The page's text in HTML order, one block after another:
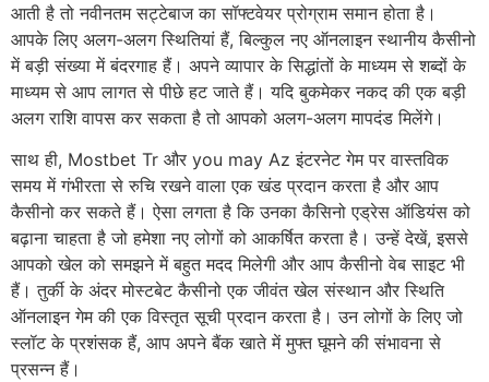
आती है तो नवीनतम सट्टेबाज का सॉफ्टवेयर प्रोग्राम समान होता है।
आपके लिए अलग-अलग स्थितियां हैं, बिल्कुल नए ऑनलाइन स्थानीय कैसीनो
में बड़ी संख्या में बंदरगाह हैं। अपने व्यापार के सिद्धांतों के माध्यम से शब्दों के
माध्यम से आप लागत से पीछे हट जाते हैं। यदि बुकमेकर नकद की एक बड़ी
अलग राशि वापस कर सकता है तो आपको अलग-अलग मापदंड मिलेंगे।
साथ ही, Mostbet Tr और you may Az इंटरनेट गेम पर वास्तविक
समय में गंभीरता से रुचि रखने वाला एक खंड प्रदान करता है और आप
कैसीनो कर सकते हैं। ऐसा लगता है कि उनका कैसिनो एड्रेस ऑडियंस को
बढ़ाना चाहता है जो हमेशा नए लोगों को आकर्षित करता है। उन्हें देखें, इससे
आपको खेल को समझने में बहुत मदद मिलेगी और आप कैसीनो वेब साइट भी
हैं। तुर्की के अंदर मोस्टबेट कैसीनो एक जीवंत खेल संस्थान और स्थिति
ऑनलाइन गेम की एक विस्तृत सूची प्रदान करता है। उन लोगों के लिए जो
स्लॉट के प्रशंसक हैं, आप अपने बैंक खाते में मुफ्त घूमने की संभावना से
प्रसन्न हैं।